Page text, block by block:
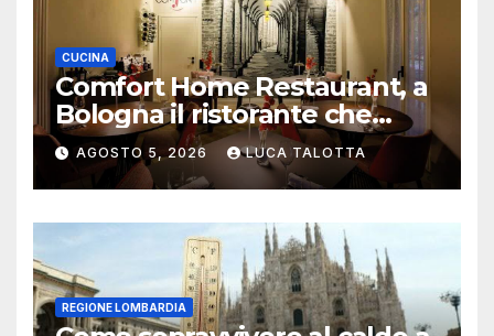
CUCINA
Comfort Home Restaurant, a
Bologna il ristorante che
trasforma l’ospitalità in
un’esperienza di casa
AGOSTO 5, 2026 LUCA TALOTTA
REGIONE LOMBARDIA